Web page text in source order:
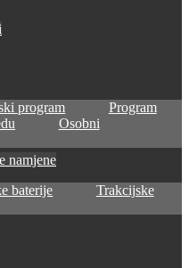
program
Program
Osobni
namjene
baterije
Trakcijske